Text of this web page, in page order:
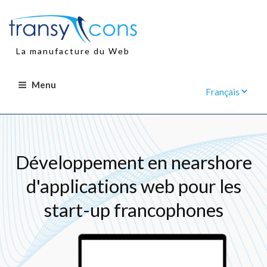
contenu
principalLa manufacture du Web
Menu
Développement en nearshore
d'applications web pour les
start-up francophones